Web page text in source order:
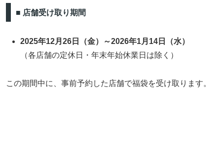
■ 店舗受け取り期間
2025年12月26日（金）～2026年1月14日（水）
（各店舗の定休日・年末年始休業日は除く）
この期間中に、事前予約した店舗で福袋を受け取ります。